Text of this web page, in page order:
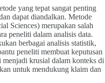
yang tepat sangat penting
dapat diandalkan. Metode
Sciences) merupakan salah
peneliti dalam analisis data.
berbagai analisis statistik,
peneliti membuat keputusan
krusial dalam konteks di
untuk mendukung klaim dan